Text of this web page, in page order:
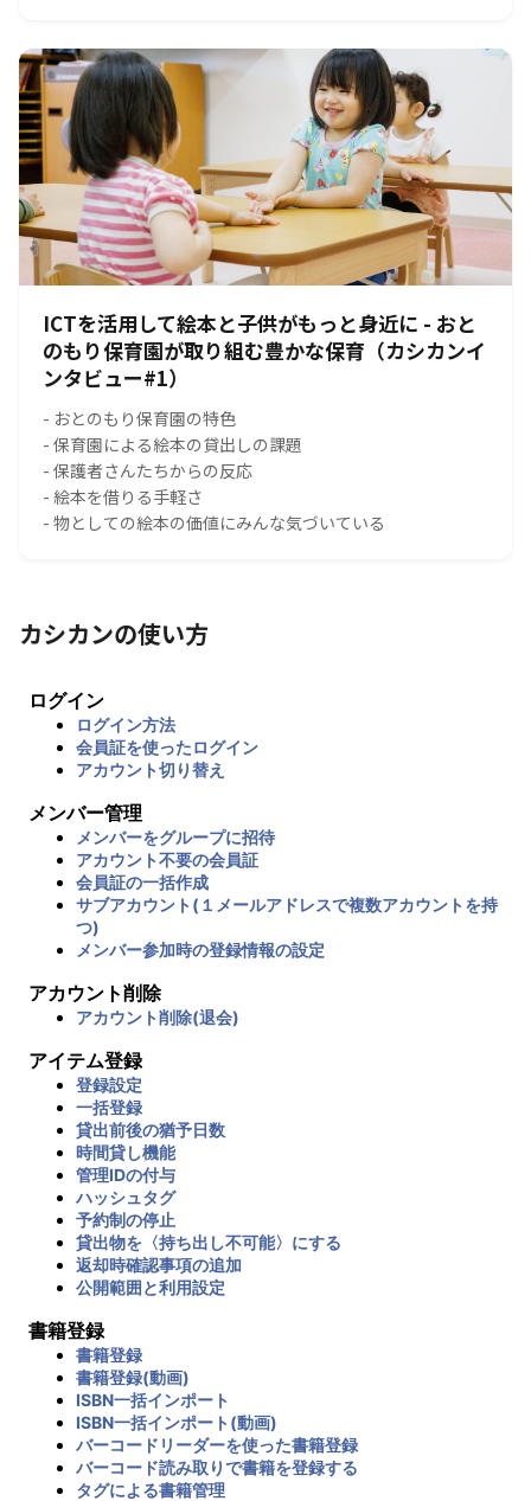
ICTを活用して絵本と子供がもっと身近に - おと
のもり保育園が取り組む豊かな保育（カシカンイ
ンタビュー#1）
- おとのもり保育園の特色
- 保育園による絵本の貸出しの課題
- 保護者さんたちからの反応
- 絵本を借りる手軽さ
- 物としての絵本の価値にみんな気づいている
カシカンの使い方
ログイン
ログイン方法
会員証を使ったログイン
アカウント切り替え
メンバー管理
メンバーをグループに招待
アカウント不要の会員証
会員証の一括作成
サブアカウント(１メールアドレスで複数アカウントを持
つ)
メンバー参加時の登録情報の設定
アカウント削除
アカウント削除(退会)
アイテム登録
登録設定
一括登録
貸出前後の猶予日数
時間貸し機能
管理IDの付与
ハッシュタグ
予約制の停止
貸出物を〈持ち出し不可能〉にする
返却時確認事項の追加
公開範囲と利用設定
書籍登録
書籍登録
書籍登録(動画)
ISBN一括インポート
ISBN一括インポート(動画)
バーコードリーダーを使った書籍登録
バーコード読み取りで書籍を登録する
タグによる書籍管理